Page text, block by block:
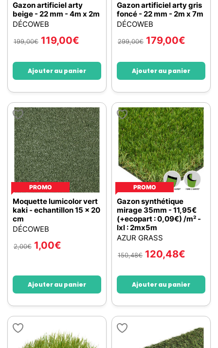
Gazon artificiel arty
beige - 22 mm - 4m x 2m
DÉCOWEB
199,00€ 119,00€
Ajouter au panier
Gazon artificiel arty gris
foncé - 22 mm - 2m x 7m
DÉCOWEB
299,00€ 179,00€
Ajouter au panier
PROMO
Moquette lumicolor vert
kaki - echantillon 15 x 20
cm
DÉCOWEB
2,00€ 1,00€
Ajouter au panier
PROMO
Gazon synthétique
mirage 35mm - 11,95€
(+ecopart : 0,09€) /m² -
lxl : 2mx5m
AZUR GRASS
150,48€ 120,48€
Ajouter au panier